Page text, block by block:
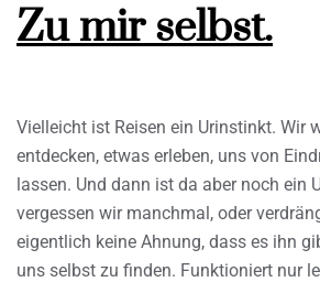
Zu mir selbst.
Vielleicht ist Reisen ein Urinstinkt. Wir
entdecken, etwas erleben, uns von
lassen. Und dann ist da aber noch ein
vergessen wir manchmal, oder
eigentlich keine Ahnung, dass es ihn
uns selbst zu finden. Funktioniert nur